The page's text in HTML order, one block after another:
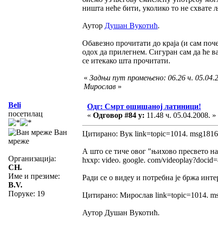
ништа неће бити, уколико то не схвате
Аутор Душан Вукотић.
Обавезно прочитати до краја (и сам
одох да прилегнем. Сигуран сам да ће
се итекако шта прочитати.
« Задњи пут промењено: 06.26 ч.
Мирослав »
Beli
посетилац
Ван
мреже
Организација:
CH.
Име и презиме:
B.V.
Поруке: 19
Одг: Смрт ошишаној латиници!
« Одговор #84 у: 11.48 ч. 05.04.2008. »
Цитирано: Вук link=topic=1014.
А што се тиче овог "њихово пресвето
hxxp: video. google. com/
Ради се о видеу и потребна је бржа
Цитирано: Мирослав link=topic=1014.
Аутор Душан Вукотић.